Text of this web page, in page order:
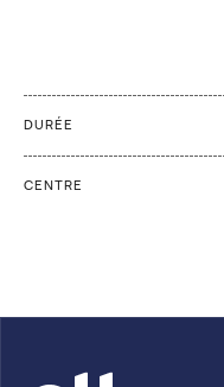
DURÉE
CENTRE